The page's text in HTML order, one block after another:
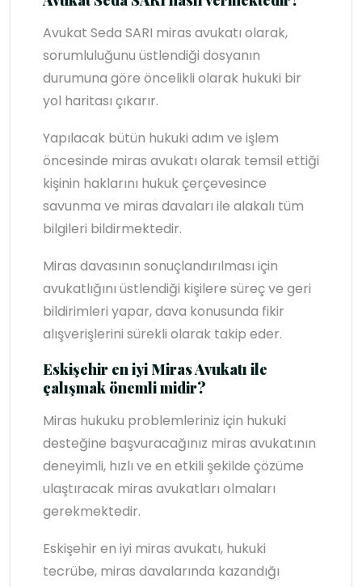
Avukat Seda SARI miras avukatı olarak,
sorumluluğunu üstlendiği dosyanın
durumuna göre öncelikli olarak hukuki bir
yol haritası çıkarır.
Yapılacak bütün hukuki adım ve işlem
öncesinde miras avukatı olarak temsil ettiği
kişinin haklarını hukuk çerçevesince
savunma ve miras davaları ile alakalı tüm
bilgileri bildirmektedir.
Miras davasının sonuçlandırılması için
avukatlığını üstlendiği kişilere süreç ve geri
bildirimleri yapar, dava konusunda fikir
alışverişlerini sürekli olarak takip eder.
Eskişehir en iyi Miras Avukatı ile
çalışmak önemli midir?
Miras hukuku problemleriniz için hukuki
desteğine başvuracağınız miras avukatının
deneyimli, hızlı ve en etkili şekilde çözüme
ulaştıracak miras avukatları olmaları
gerekmektedir.
Eskişehir en iyi miras avukatı, hukuki
tecrübe, miras davalarında kazandığı